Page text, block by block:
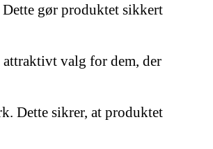
gør produktet sikkert
valg for dem, der
Dette sikrer, at produktet